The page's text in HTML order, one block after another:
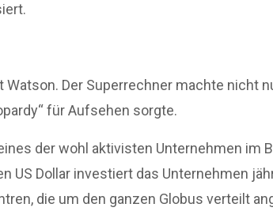
Der Superrechner machte nicht
für Aufsehen sorgte.
der wohl aktivisten Unternehmen im
US Dollar investiert das Unternehmen
die um den ganzen Globus verteilt